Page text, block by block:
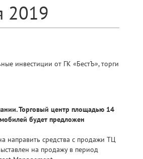
2019
инвестиции от ГК «БестЪ», торги
Торговый центр площадью 14
будет предложен
направить средства с продажи ТЦ
на продажу в период